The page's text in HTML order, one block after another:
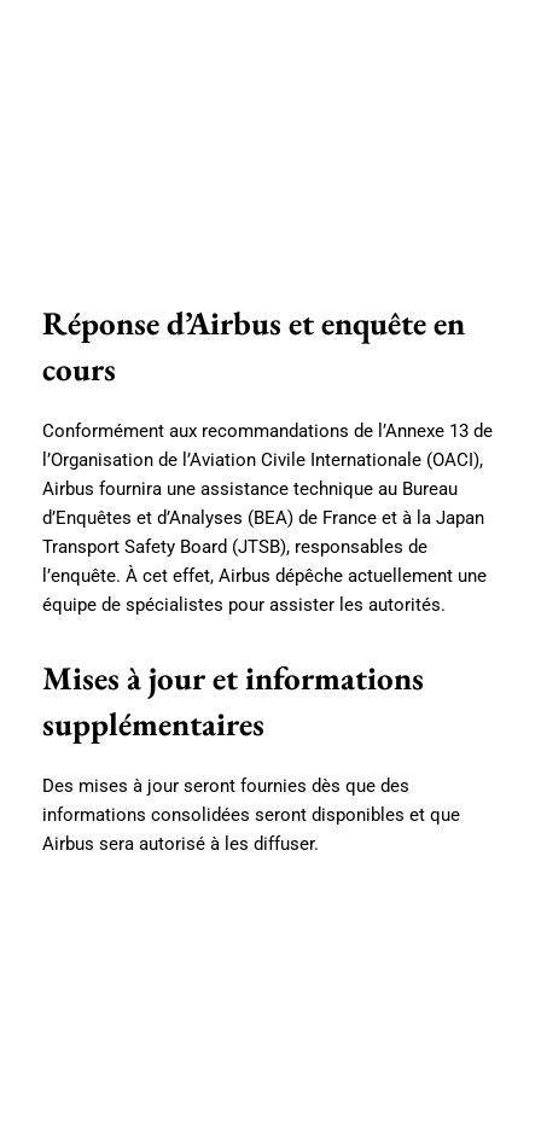
Réponse d’Airbus et enquête en
cours
Conformément aux recommandations de l’Annexe 13 de
l’Organisation de l’Aviation Civile Internationale (OACI),
Airbus fournira une assistance technique au Bureau
d’Enquêtes et d’Analyses (BEA) de France et à la Japan
Transport Safety Board (JTSB), responsables de
l’enquête. À cet effet, Airbus dépêche actuellement une
équipe de spécialistes pour assister les autorités.
Mises à jour et informations
supplémentaires
Des mises à jour seront fournies dès que des
informations consolidées seront disponibles et que
Airbus sera autorisé à les diffuser.